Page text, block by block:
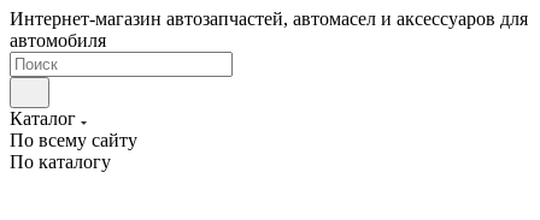
Интернет-магазин автозапчастей, автомасел и аксессуаров для
автомобиля
Каталог
По всему сайту
По каталогу